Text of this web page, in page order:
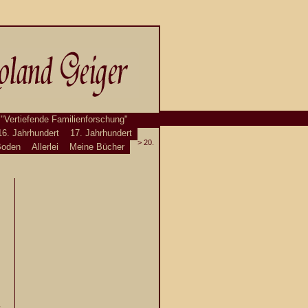
Familienforschung"
Jahrhundert
17. Jahrhundert
Allerlei Meine Bücher > 20.